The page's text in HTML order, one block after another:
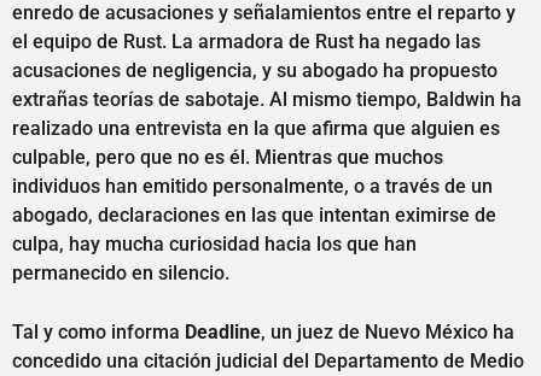
enredo de acusaciones y señalamientos entre el reparto y
el equipo de Rust. La armadora de Rust ha negado las
acusaciones de negligencia, y su abogado ha propuesto
extrañas teorías de sabotaje. Al mismo tiempo, Baldwin ha
realizado una entrevista en la que afirma que alguien es
culpable, pero que no es él. Mientras que muchos
individuos han emitido personalmente, o a través de un
abogado, declaraciones en las que intentan eximirse de
culpa, hay mucha curiosidad hacia los que han
permanecido en silencio.
Tal y como informa Deadline, un juez de Nuevo México ha
concedido una citación judicial del Departamento de Medio